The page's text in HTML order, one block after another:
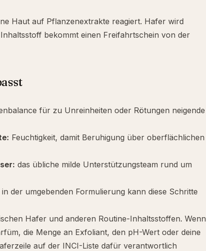
Haut auf Pflanzenextrakte reagiert. Hafer wird
bekommt einen Freifahrtschein von der
für zu Unreinheiten oder Rötungen neigende
: Feuchtigkeit, damit Beruhigung über oberflächlichen
: das übliche milde Unterstützungsteam rund um
der umgebenden Formulierung kann diese Schritte
Hafer und anderen Routine-Inhaltsstoffen. Wenn
die Menge an Exfoliant, den pH-Wert oder deine
auf der INCI-Liste dafür verantwortlich